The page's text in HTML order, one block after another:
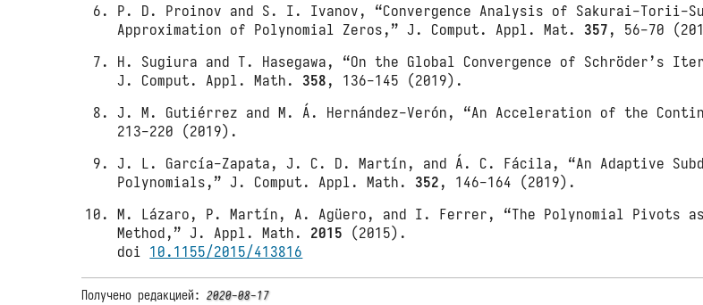
P. D. Proinov and S. I. Ivanov, “Convergence Analysis of Sakurai-Torii-
Approximation of Polynomial Zeros,” J. Comput. Appl. Mat. 357, 56-70
H. Sugiura and T. Hasegawa, “On the Global Convergence of
J. Comput. Appl. Math. 358, 136-145 (2019).
J. M. Gutiérrez and M. Á. Hernández-Verón, “An Acceleration of the
213-220 (2019).
J. L. García-Zapata, J. C. D. Martín, and Á. C. Fácila, “An Adaptive
Polynomials,” J. Comput. Appl. Math. 352, 146-164 (2019).
M. Lázaro, P. Martín, A. Agüero, and I. Ferrer, “The Polynomial
Method,” J. Appl. Math. 2015 (2015).
doi 10.1155/2015/413816
Получено редакцией:2020-08-17